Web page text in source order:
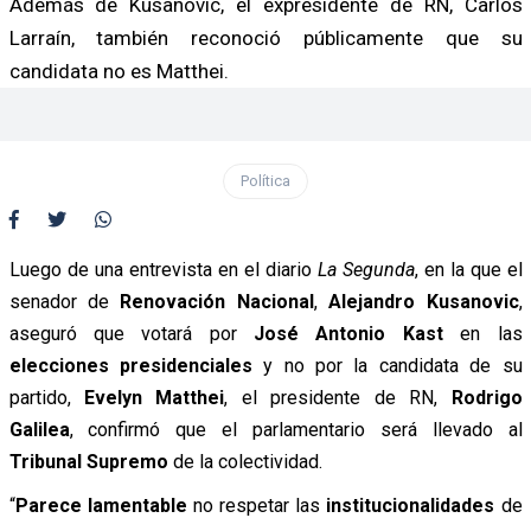
Larraín, también reconoció públicamente que su
candidata no es Matthei.
Política
Luego de una entrevista en el diario La Segunda, en la que el
senador de Renovación Nacional,Alejandro Kusanovic,
aseguró que votará por José Antonio Kasten las
elecciones presidenciales y no por la candidata de su
partido, Evelyn Matthei, el presidente de RN, Rodrigo
Galilea, confirmó que el parlamentario será llevado al
Tribunal Supremo de la colectividad.
“Parece lamentable no respetar las institucionalidades de